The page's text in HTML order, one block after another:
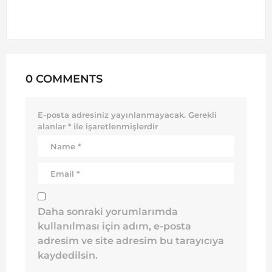
0 COMMENTS
E-posta adresiniz yayınlanmayacak. Gerekli
alanlar * ile işaretlenmişlerdir
Daha sonraki yorumlarımda
kullanılması için adım, e-posta
adresim ve site adresim bu tarayıcıya
kaydedilsin.